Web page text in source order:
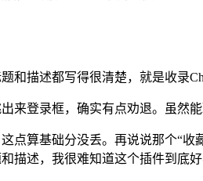
和描述都写得很清楚，就是收录
来登录框，确实有点劝退。虽然
点算基础分没丢。再说说那个“
描述，我很难知道这个插件到底好